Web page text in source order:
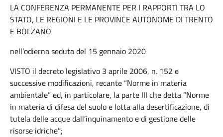
LA CONFERENZA PERMANENTE PER I RAPPORTI TRA LO
STATO, LE REGIONI E LE PROVINCE AUTONOME DI TRENTO
E BOLZANO
nell’odierna seduta del 15 gennaio 2020
VISTO il decreto legislativo 3 aprile 2006, n. 152 e
successive modificazioni, recante “Norme in materia
ambientale” ed, in particolare, la parte III che detta “Norme
in materia di difesa del suolo e lotta alla desertificazione, di
tutela delle acque dall’inquinamento e di gestione delle
risorse idriche”;